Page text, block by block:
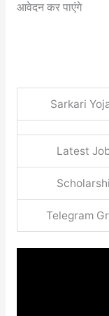
आवेदन कर पाएंगे
Sarkari
Latest
Telegram